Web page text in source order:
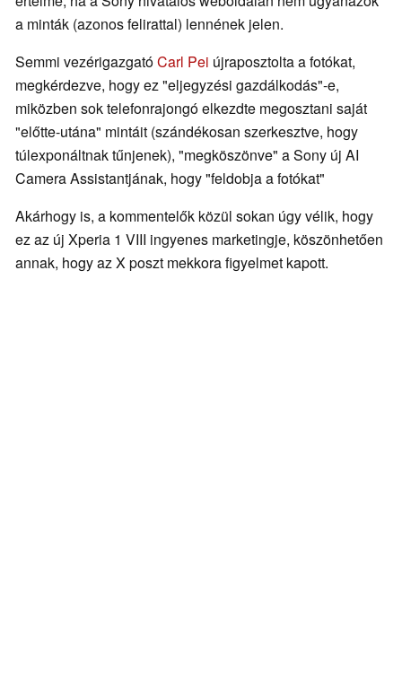
a minták (azonos felirattal) lennének jelen.
Semmi vezérigazgatóCarl Pei újraposztolta a fotókat,
megkérdezve, hogy ez "eljegyzési gazdálkodás"-e,
miközben sok telefonrajongó elkezdte megosztani saját
"előtte-utána" mintáit (szándékosan szerkesztve, hogy
túlexponáltnak tűnjenek), "megköszönve" a Sony új AI
Camera Assistantjának, hogy "feldobja a fotókat"
Akárhogy is, a kommentelők közül sokan úgy vélik, hogy
ez az új Xperia 1 VIII ingyenes marketingje, köszönhetően
annak, hogy az X poszt mekkora figyelmet kapott.